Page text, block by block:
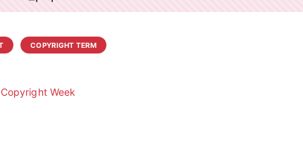
COPYRIGHT TERM
Copyright Week